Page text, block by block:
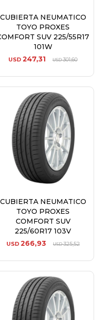
CUBIERTA NEUMATICO
TOYO PROXES
SUV 225/55R17
101W
USD 247,31 USD301,60
CUBIERTA NEUMATICO
TOYO PROXES
COMFORT SUV
225/60R17 103V
USD 266,93 USD325,52